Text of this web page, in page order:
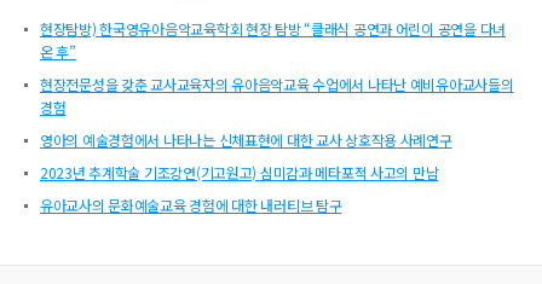
현장탐방) 한국영유아음악교육학회 현장 탐방 “클래식 공연과 어린이 공연을 다녀
온 후”
현장전문성을 갖춘 교사교육자의 유아음악교육 수업에서 나타난 예비유아교사들의
경험
영아의 예술경험에서 나타나는 신체표현에 대한 교사 상호작용 사례연구
2023년 추계학술 기조강연(기고원고) 심미감과 메타포적 사고의 만남
유아교사의 문화예술교육 경험에 대한 내러티브 탐구